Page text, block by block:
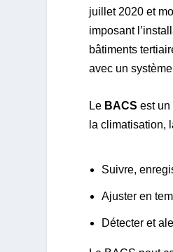
juillet 2020 et
imposant
bâtiments
avec un
Le BACS est un
la climatisation,
Suivre,
Ajuster en
Détecter et